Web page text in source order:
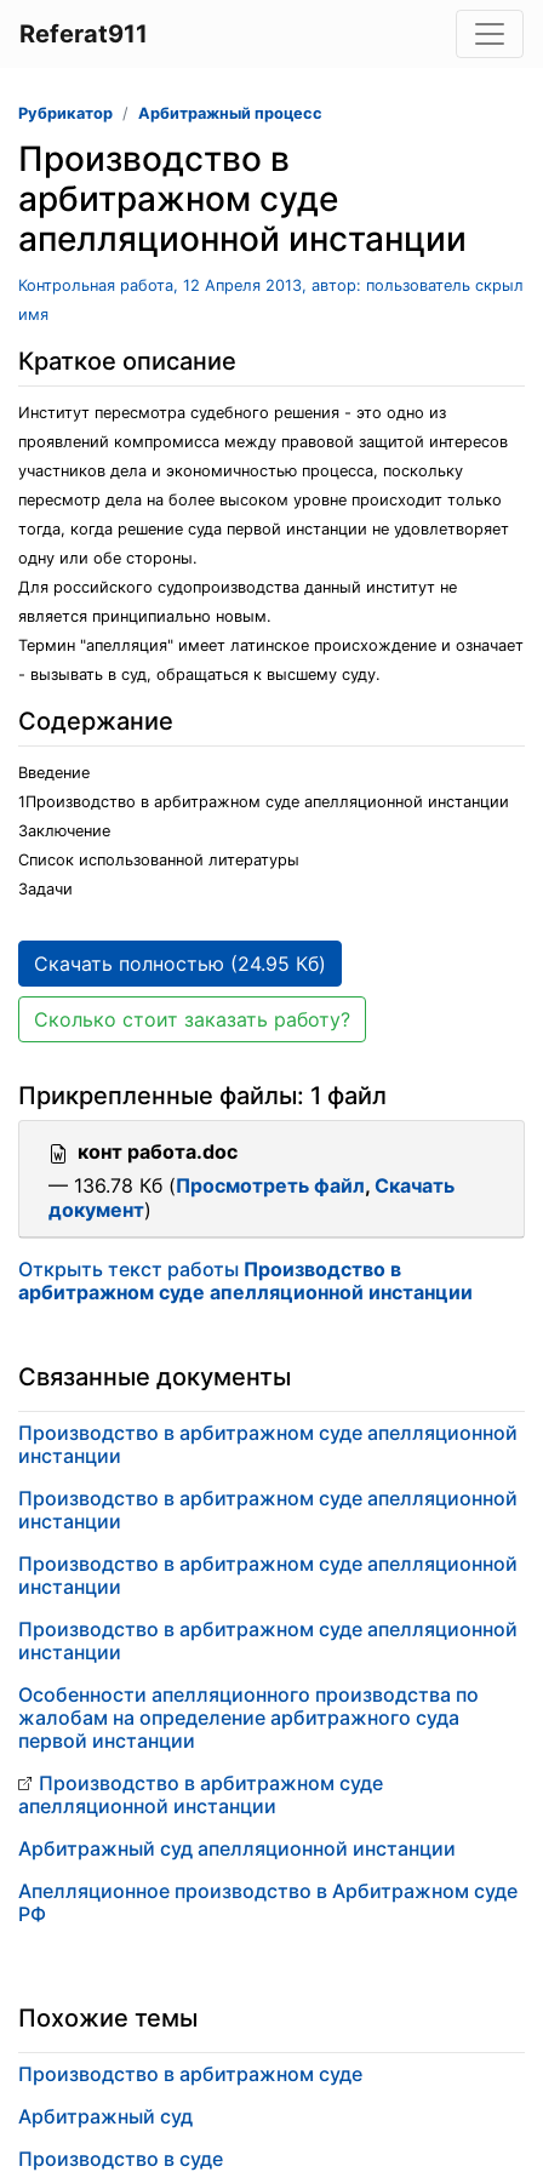
Referat911
Рубрикатор Арбитражный процесс
Производство в
арбитражном суде
апелляционной инстанции
Контрольная работа, 12 Апреля 2013, автор: пользователь скрыл
имя
Краткое описание
Институт пересмотра судебного решения - это одно из
проявлений компромисса между правовой защитой интересов
участников дела и экономичностью процесса, поскольку
пересмотр дела на более высоком уровне происходит только
тогда, когда решение суда первой инстанции не удовлетворяет
одну или обе стороны.
Для российского судопроизводства данный институт не
является принципиально новым.
Термин "апелляция" имеет латинское происхождение и означает
- вызывать в суд, обращаться к высшему суду.
Содержание
Введение
1Производство в арбитражном суде апелляционной инстанции
Заключение
Список использованной литературы
Задачи
Скачать полностью (24.95 Кб)
Сколько стоит заказать работу?
Прикрепленные файлы: 1 файл
конт работа.doc
— 136.78 Кб (Просмотреть файл, Скачать
документ)
Открыть текст работы Производство в
арбитражном суде апелляционной инстанции
Связанные документы
Производство в арбитражном суде апелляционной
инстанции
Производство в арбитражном суде апелляционной
инстанции
Производство в арбитражном суде апелляционной
инстанции
Производство в арбитражном суде апелляционной
инстанции
Особенности апелляционного производства по
жалобам на определение арбитражного суда
первой инстанции
Производство в арбитражном суде
апелляционной инстанции
Арбитражный суд апелляционной инстанции
Апелляционное производство в Арбитражном суде
РФ
Похожие темы
Производство в арбитражном суде
Арбитражный суд
Производство в суде